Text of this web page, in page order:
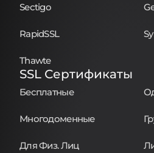
Sectigo
RapidSSL
Thawte
SSL Сертификаты
Бесплатные
Многодоменные
Для Физ. Лиц